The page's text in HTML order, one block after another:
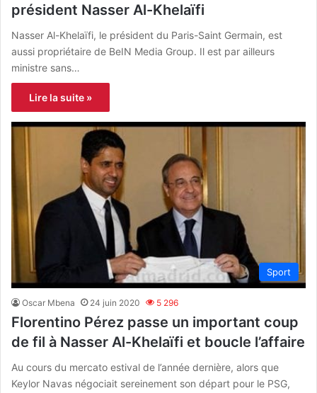
président Nasser Al-Khelaïfi
Nasser Al-Khelaïfi, le président du Paris-Saint Germain, est
aussi propriétaire de BeIN Media Group. Il est par ailleurs
ministre sans…
Lire la suite »
Sport
Oscar Mbena 24 juin 2020 5 296
Florentino Pérez passe un important coup
de fil à Nasser Al-Khelaïfi et boucle l’affaire
Au cours du mercato estival de l’année dernière, alors que
Keylor Navas négociait sereinement son départ pour le PSG,